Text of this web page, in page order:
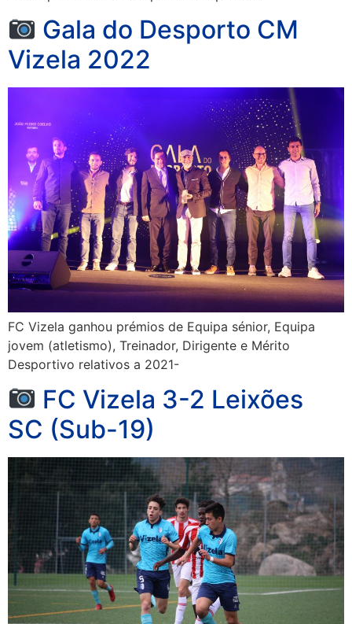
Gala do Desporto CM
Vizela 2022
FC Vizela ganhou prémios de Equipa sénior, Equipa
jovem (atletismo), Treinador, Dirigente e Mérito
Desportivo relativos a 2021-
FC Vizela 3-2 Leixões
SC (Sub-19)